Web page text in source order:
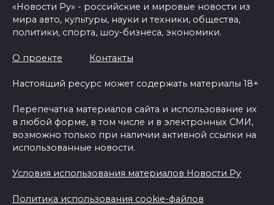
«Новости Ру» - российские и мировые новости из
мира авто, культуры, науки и техники, общества,
политики, спорта, шоу-бизнеса, экономики.
О проекте Контакты
Настоящий ресурс может содержать материалы 18+
Перепечатка материалов сайта и использование их
в любой форме, в том числе и в электронных СМИ,
возможно только при наличии активной ссылки на
использованные новости.
Условия использования материалов Новости Ру
Политика использования cookie-файлов